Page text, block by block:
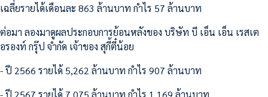
เฉลี่ยรายได้เดือนละ 863 ล้านบาท กำไร 57 ล้านบาท
ต่อมา ลองมาดูผลประกอบการย้อนหลังของ บริษัท บี เอ็น เอ็น เรสเต
อรองท์ กรุ๊ป จำกัด เจ้าของ สุกี้ตี๋น้อย
- ปี 2566 รายได้ 5,262 ล้านบาท กำไร 907 ล้านบาท
- ปี 2567 รายได้ 7,075 ล้านบาท กำไร 1,169 ล้านบาท